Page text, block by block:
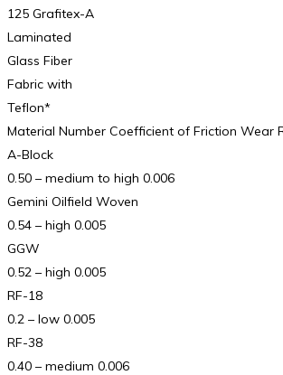
125 Grafitex-A
Laminated
Glass Fiber
Fabric with
Teflon*
Material Number Coefficient of Friction Wear
A-Block
0.50 – medium to high 0.006
Gemini Oilfield Woven
0.54 – high 0.005
GGW
0.52 – high 0.005
RF-18
0.2 – low 0.005
RF-38
0.40 – medium 0.006